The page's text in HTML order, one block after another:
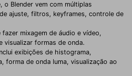
o Blender vem com múltiplas
ajuste, filtros, keyframes, controle de
mixagem de áudio e vídeo,
visualizar formas de onda.
exibições de histograma,
forma de onda luma, visualização ao